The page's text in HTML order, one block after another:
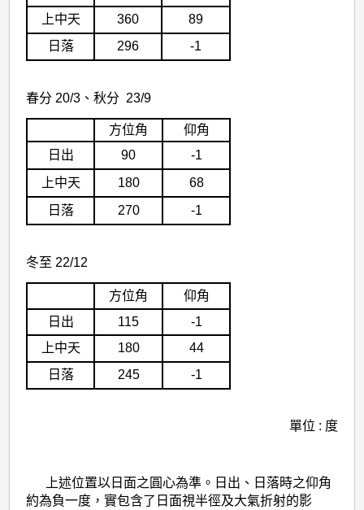
上中天
360
89
日落
296 -1
春分 20/3、秋分 23/9
方位角
仰角
日出
90
-1
上中天
180
68
日落
270 -1
冬至 22/12
方位角
仰角
日出
115
-1
上中天
180
44
日落
245 -1
單位 : 度
上述位置以日面之圓心為準。日出、日落時之仰角
約為負一度，實包含了日面視半徑及大氣折射的影